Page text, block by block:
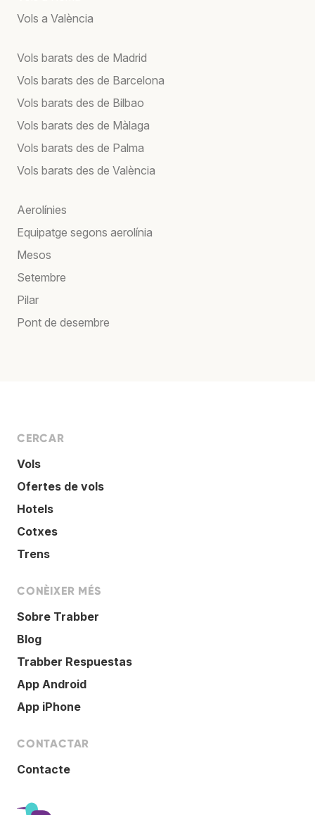
Vols a València
Vols barats des de Madrid
Vols barats des de Barcelona
Vols barats des de Bilbao
Vols barats des de Màlaga
Vols barats des de Palma
Vols barats des de València
Aerolínies
Equipatge segons aerolínia
Mesos
Setembre
Pilar
Pont de desembre
CERCAR
Vols
Ofertes de vols
Hotels
Cotxes
Trens
CONÈIXER MÉS
Sobre Trabber
Blog
Trabber Respuestas
App Android
App iPhone
CONTACTAR
Contacte